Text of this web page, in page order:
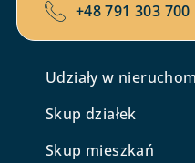
+48 791 303 700
Udziały w
Skup działek
Skup mieszkań